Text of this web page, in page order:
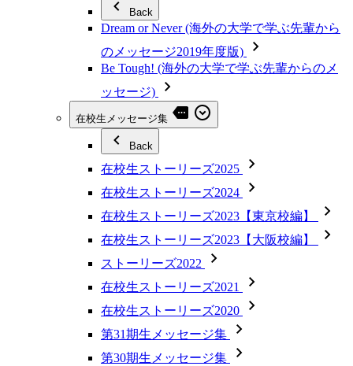
Back
Dream or Never (海外の大学で学ぶ先輩から
のメッセージ2019年度版)
Be Tough! (海外の大学で学ぶ先輩からのメ
ッセージ)
在校生メッセージ集
Back
在校生ストーリーズ2025
在校生ストーリーズ2024
在校生ストーリーズ2023【東京校編】
在校生ストーリーズ2023【大阪校編】
ストーリーズ2022
在校生ストーリーズ2021
在校生ストーリーズ2020
第31期生メッセージ集
第30期生メッセージ集